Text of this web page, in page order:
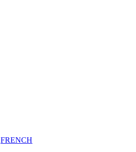
FRENCH